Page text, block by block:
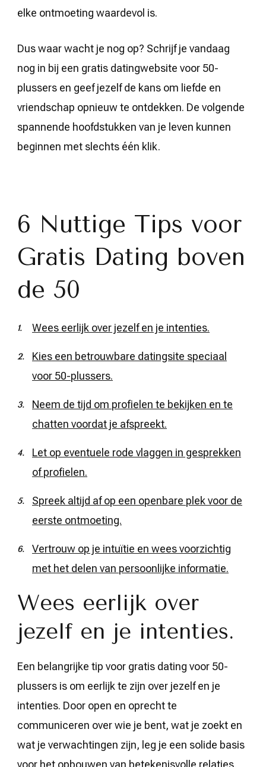
elke ontmoeting waardevol is.
Dus waar wacht je nog op? Schrijf je vandaag
nog in bij een gratis datingwebsite voor 50-
plussers en geef jezelf de kans om liefde en
vriendschap opnieuw te ontdekken. De volgende
spannende hoofdstukken van je leven kunnen
beginnen met slechts één klik.
6 Nuttige Tips voor
Gratis Dating boven
de 50
Wees eerlijk over jezelf en je intenties.
Kies een betrouwbare datingsite speciaal
voor 50-plussers.
Neem de tijd om profielen te bekijken en te
chatten voordat je afspreekt.
Let op eventuele rode vlaggen in gesprekken
of profielen.
Spreek altijd af op een openbare plek voor de
eerste ontmoeting.
Vertrouw op je intuïtie en wees voorzichtig
met het delen van persoonlijke informatie.
Wees eerlijk over
jezelf en je intenties.
Een belangrijke tip voor gratis dating voor 50-
plussers is om eerlijk te zijn over jezelf en je
intenties. Door open en oprecht te
communiceren over wie je bent, wat je zoekt en
wat je verwachtingen zijn, leg je een solide basis
voor het opbouwen van betekenisvolle relaties.